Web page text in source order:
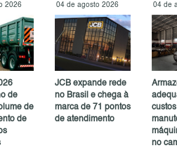
2026
de
de
de
04 de agosto 2026
JCB expande rede
no Brasil e chega à
marca de 71 pontos
de atendimento
04 de
no